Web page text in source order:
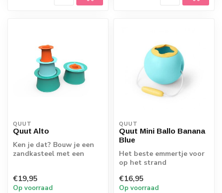
QUUT
Quut Alto
Ken je dat? Bouw je een
zandkasteel met een
€19,95
Op voorraad
QUUT
Quut Mini Ballo Banana
Blue
Het beste emmertje voor
op het strand
€16,95
Op voorraad